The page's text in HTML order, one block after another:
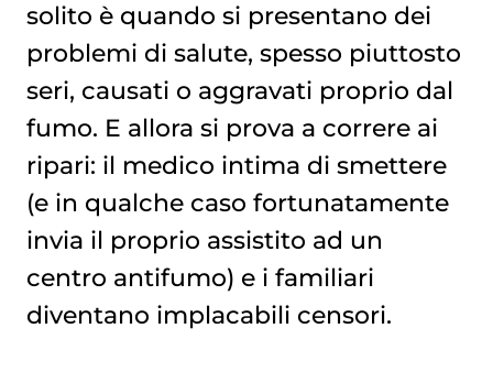
solito è quando si presentano dei
problemi di salute, spesso piuttosto
seri, causati o aggravati proprio dal
fumo. E allora si prova a correre ai
ripari: il medico intima di smettere
(e in qualche caso fortunatamente
invia il proprio assistito ad un
centro antifumo) e i familiari
diventano implacabili censori.